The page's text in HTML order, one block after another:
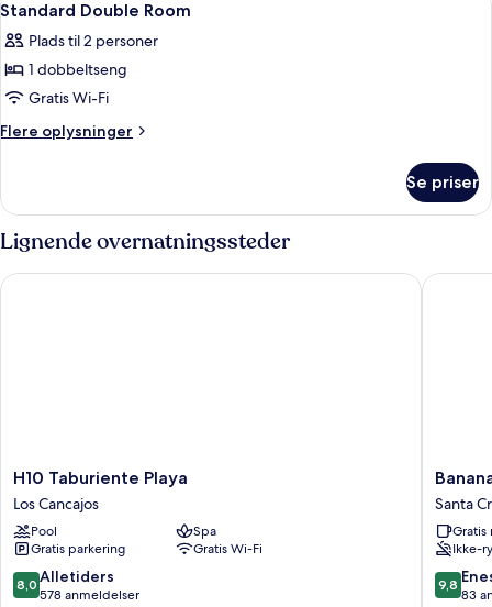
havudsigt
alle
billeder
af
Standard
Double
1
Standard Double Room
Plads til 2 personer
1 dobbeltseng
Gratis Wi-Fi
Flere oplysninger
Flere
Double
Se priser
Lignende overnatningssteder
H10
Taburiente
Playa
Los
Cancajos
H10 Taburiente Playa
Los Cancajos
Pool
Spa
Gratis parkering
Gratis Wi-Fi
8.0
ud
8,0 Alletiders
578 anmeldelser
H10 Taburiente Playa
Banana
Garden
La
Palma
Santa
Cruz
de
Santa
Gratis
Ikke-
9.8
ud
9,8
83
Banana